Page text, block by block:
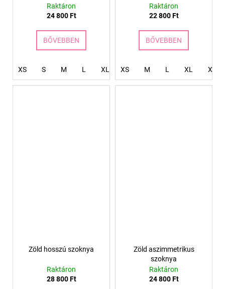
Raktáron
24 800 Ft
BŐVEBBEN
XS S M L XL XXL XXXL 4XL
Raktáron
22 800 Ft
BŐVEBBEN
XS M L XL XXL
Zöld hosszú szoknya
Raktáron
28 800 Ft
Zöld aszimmetrikus
szoknya
Raktáron
24 800 Ft